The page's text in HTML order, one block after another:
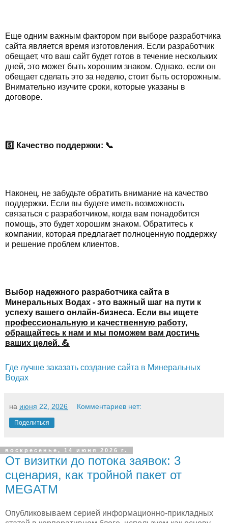
Еще одним важным фактором при выборе разработчика
сайта является время изготовления. Если разработчик
обещает, что ваш сайт будет готов в течение нескольких
дней, это может быть хорошим знаком. Однако, если он
обещает сделать это за неделю, стоит быть осторожным.
Внимательно изучите сроки, которые указаны в
договоре.
5️⃣ Качество поддержки: 📞
Наконец, не забудьте обратить внимание на качество
поддержки. Если вы будете иметь возможность
связаться с разработчиком, когда вам понадобится
помощь, это будет хорошим знаком. Обратитесь к
компании, которая предлагает полноценную поддержку
и решение проблем клиентов.
Выбор надежного разработчика сайта в
Минеральных Водах - это важный шаг на пути к
успеху вашего онлайн-бизнеса. Если вы ищете
профессиональную и качественную работу,
обращайтесь к нам и мы поможем вам достичь
ваших целей. 💪
Где лучше заказать создание сайта в Минеральных
Водах
на июня 22, 2026 Комментариев нет:
Поделиться
воскресенье, 14 июня 2026 г.
От визитки до потока заявок: 3
сценария, как тройной пакет от
MEGATM
Опубликовываем серией информационно-прикладных